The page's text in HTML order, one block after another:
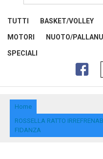
TUTTI BASKET/VOLLEY
MOTORI NUOTO/
SPECIALI
Home
ROSSELLA RATTO
FIDANZA